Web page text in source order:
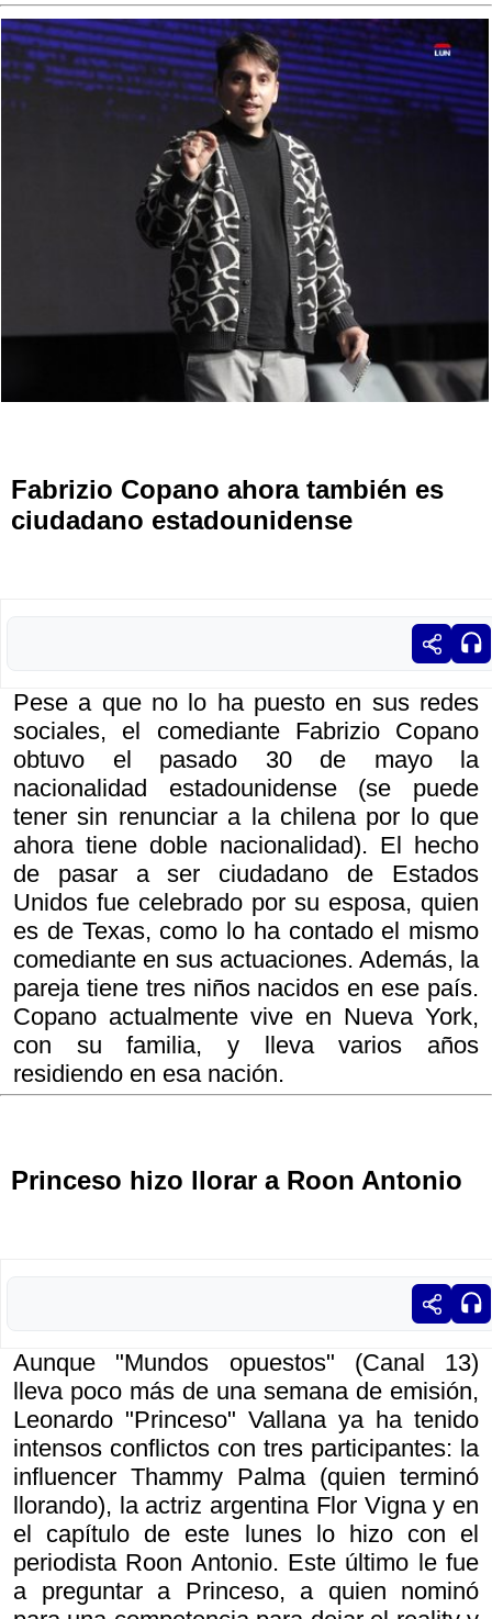
Fabrizio Copano ahora también es
ciudadano estadounidense
Pese a que no lo ha puesto en sus redes
sociales, el comediante Fabrizio Copano
obtuvo el pasado 30 de mayo la
nacionalidad estadounidense (se puede
tener sin renunciar a la chilena por lo que
ahora tiene doble nacionalidad). El hecho
de pasar a ser ciudadano de Estados
Unidos fue celebrado por su esposa, quien
es de Texas, como lo ha contado el mismo
comediante en sus actuaciones. Además, la
pareja tiene tres niños nacidos en ese país.
Copano actualmente vive en Nueva York,
con su familia, y lleva varios años
residiendo en esa nación.
Princeso hizo llorar a Roon Antonio
Aunque "Mundos opuestos" (Canal 13)
lleva poco más de una semana de emisión,
Leonardo "Princeso" Vallana ya ha tenido
intensos conflictos con tres participantes: la
influencer Thammy Palma (quien terminó
llorando), la actriz argentina Flor Vigna y en
el capítulo de este lunes lo hizo con el
periodista Roon Antonio. Este último le fue
a preguntar a Princeso, a quien nominó